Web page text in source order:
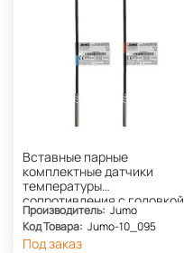
Вставные парные
комплектные датчики
температуры
сопротивления с головкой
типа B для защитных гильз
(тип PL) JUMO HEAT temp
Производитель: Jumo
Код Товара: Jumo-10_095
Под заказ